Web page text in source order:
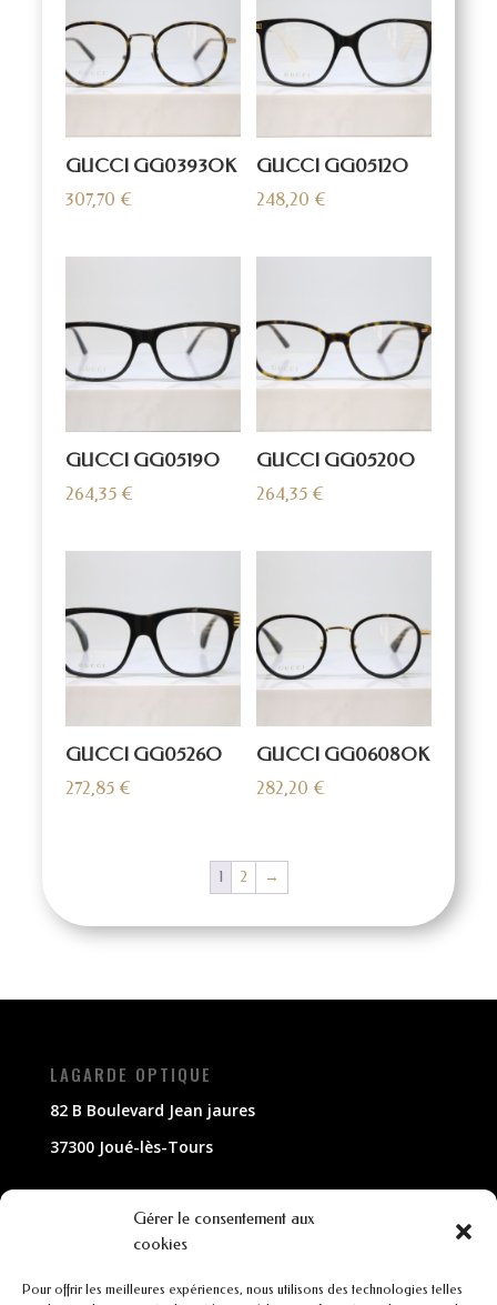
Gérer le consentement aux
cookies
Pour offrir les meilleures expériences, nous utilisons des technologies telles
GUCCI GG0393OK
307,70 €
GUCCI GG0512O
248,20 €
GUCCI GG0519O
264,35 €
GUCCI GG0520O
264,35 €
GUCCI GG0526O
272,85 €
GUCCI GG0608OK
282,20 €
1 2 →
LAGARDE OPTIQUE
82 B Boulevard Jean jaures
37300 Joué-lès-Tours
02 47 63 79 33
contact@lagarde-optique.fr